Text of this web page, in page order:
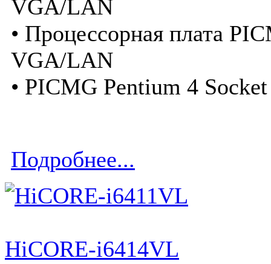
VGA/LAN
• Процессорная плата
VGA/LAN
• PICMG Pentium 4
Подробнее...
HiCORE-i6414VL